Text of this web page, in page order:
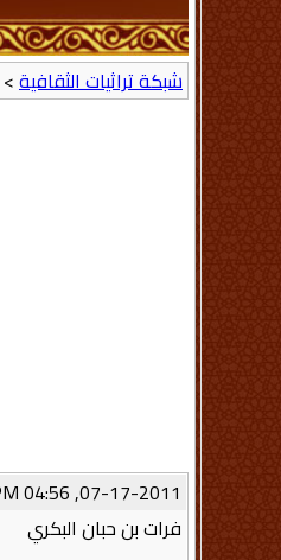
شبكة تراثيات الثقافية>
07-17-2011, 04:56 PM
فرات بن حبان البكري